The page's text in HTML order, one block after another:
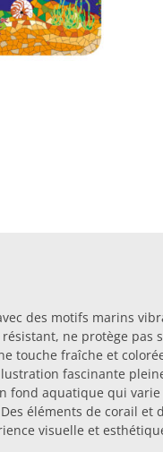
des motifs marins
ne protège pas
touche fraîche et
fascinante
fond aquatique qui
éléments de corail et
visuelle et